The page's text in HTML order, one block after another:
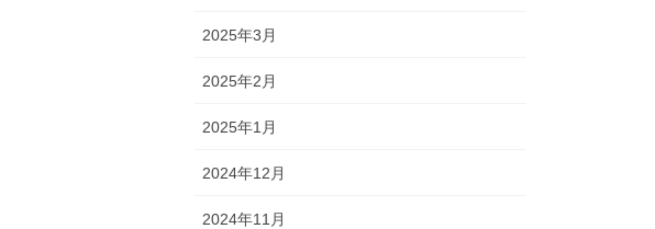
2025年3月
2025年2月
2025年1月
2024年12月
2024年11月